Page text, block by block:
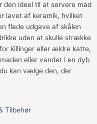
den ideel til at servere mad
lavet af keramik, hvilket
flade udgave af skålen
uden at skulle strække
killinger eller ældre katte,
eller vandet i en dyb
kan vælge den, der
Tilbehør